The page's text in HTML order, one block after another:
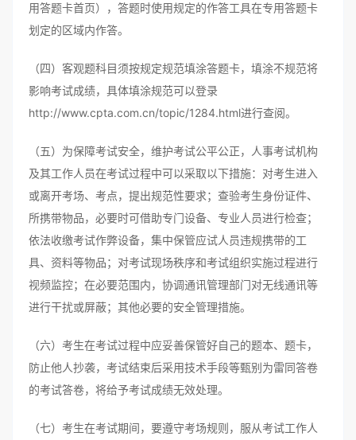
用答题卡首页），答题时使用规定的作答工具在专用答题卡
划定的区域内作答。
（四）客观题科目须按规定规范填涂答题卡，填涂不规范将
影响考试成绩，具体填涂规范可以登录
http://www.cpta.com.cn/topic/1284.html进行查阅。
（五）为保障考试安全，维护考试公平公正，人事考试机构
及其工作人员在考试过程中可以采取以下措施：对考生进入
或离开考场、考点，提出规范性要求；查验考生身份证件、
所携带物品，必要时可借助专门设备、专业人员进行检查；
依法收缴考试作弊设备，集中保管应试人员违规携带的工
具、资料等物品；对考试现场秩序和考试组织实施过程进行
视频监控；在必要范围内，协调通讯管理部门对无线通讯等
进行干扰或屏蔽；其他必要的安全管理措施。
（六）考生在考试过程中应妥善保管好自己的题本、题卡，
防止他人抄袭，考试结束后采用技术手段等甄别为雷同答卷
的考试答卷，将给予考试成绩无效处理。
（七）考生在考试期间，要遵守考场规则，服从考试工作人